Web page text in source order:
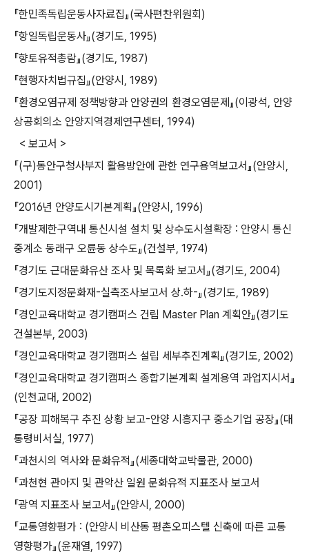
『한민족독립운동사자료집』(국사편찬위원회)
『항일독립운동사』(경기도, 1995)
『향토유적총람』(경기도, 1987)
『현행자치법규집』(안양시, 1989)
『환경오염규제 정책방향과 안양권의 환경오염문제』(이광석, 안양
상공회의소 안양지역경제연구센터, 1994)
< 보고서 >
『(구)동안구청사부지 활용방안에 관한 연구용역보고서』(안양시,
2001)
『2016년 안양도시기본계획』(안양시, 1996)
『개발제한구역내 통신시설 설치 및 상수도시설확장 : 안양시 통신
중계소 동래구 오륜동 상수도』(건설부, 1974)
『경기도 근대문화유산 조사 및 목록화 보고서』(경기도, 2004)
『경기도지정문화재-실측조사보고서 상․하-』(경기도, 1989)
『경인교육대학교 경기캠퍼스 건립 Master Plan 계획안』(경기도
건설본부, 2003)
『경인교육대학교 경기캠퍼스 설립 세부추진계획』(경기도, 2002)
『경인교육대학교 경기캠퍼스 종합기본계획 설계용역 과업지시서』
(인천교대, 2002)
『공장 피해복구 추진 상황 보고-안양 시흥지구 중소기업 공장』(대
통령비서실, 1977)
『과천시의 역사와 문화유적』(세종대학교박물관, 2000)
『과천현 관아지 및 관악산 일원 문화유적 지표조사 보고서
『광역 지표조사 보고서』(안양시, 2000)
『교통영향평가 : (안양시 비산동 평촌오피스텔 신축에 따른 교통
영향평가』(윤재열, 1997)